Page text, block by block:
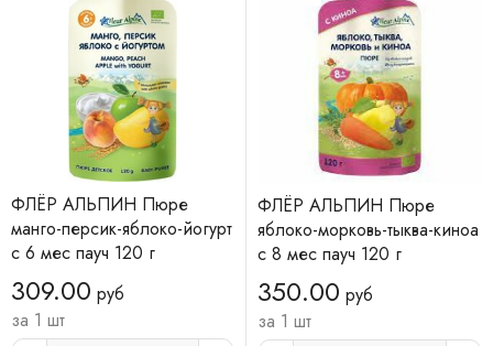
ФЛЁР АЛЬПИН Пюре
манго-персик-яблоко-йогурт
с 6 мес пауч 120 г
309.00 руб
за 1 шт
ФЛЁР АЛЬПИН Пюре
яблоко-морковь-тыква-киноа
с 8 мес пауч 120 г
350.00 руб
за 1 шт